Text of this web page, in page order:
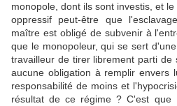
monopole, dont ils sont investis, et
oppressif peut-être que
maître est obligé de subvenir à
que le monopoleur, qui se sert
travailleur de tirer librement parti de
aucune obligation à remplir envers
responsabilité de moins et
résultat de ce régime ? C'est que